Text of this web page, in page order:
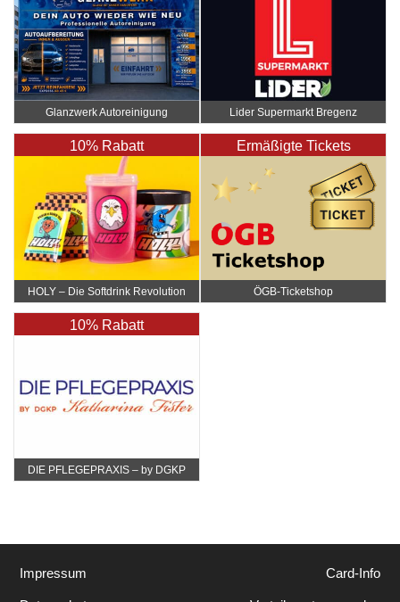
Glanzwerk Autoreinigung Lider Supermarkt Bregenz
10% Rabatt
HOLY – Die Softdrink Revolution
Ermäßigte Tickets
ÖGB-Ticketshop
10% Rabatt
DIE PFLEGEPRAXIS – by DGKP
Impressum Card-Info